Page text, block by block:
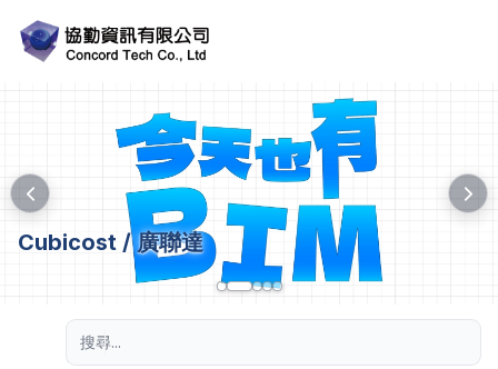
Cubicost / 廣聯達